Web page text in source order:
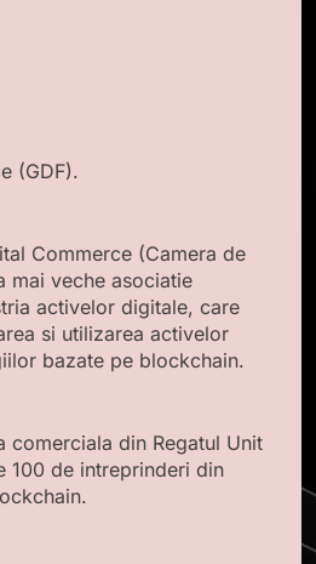
(GDF).
Commerce (Camera de
mai veche asociatie
activelor digitale, care
si utilizarea activelor
bazate pe blockchain.
comerciala din Regatul Unit
100 de intreprinderi din